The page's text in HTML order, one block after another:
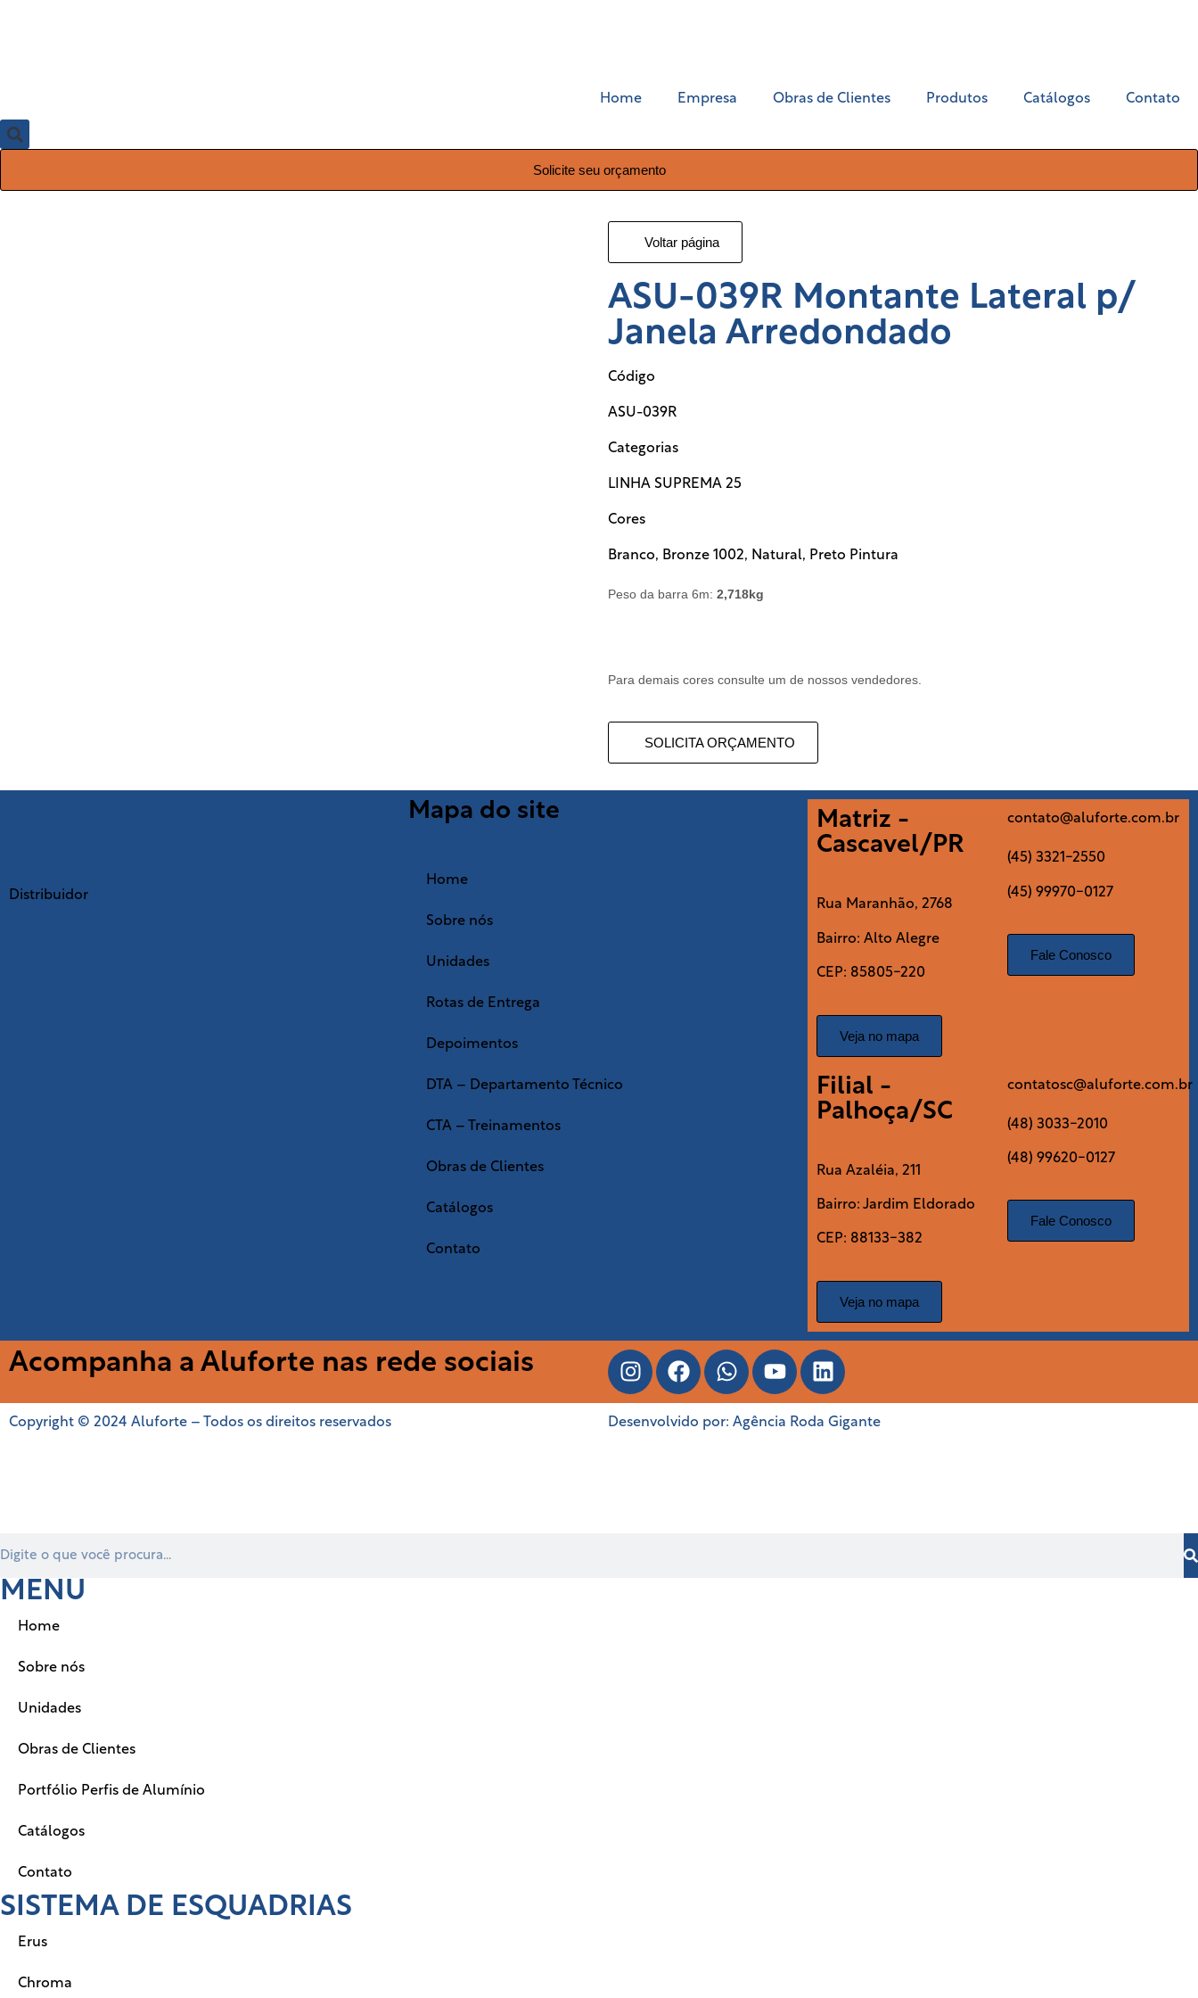
Home Empresa Obras de Clientes Produtos Catálogos Contato
Solicite seu orçamento
Voltar página
ASU-039R Montante Lateral p/
Janela Arredondado
Código
ASU-039R
Categorias
LINHA SUPREMA 25
Cores
Branco, Bronze 1002, Natural, Preto Pintura
Peso da barra 6m: 2,718kg
Para demais cores consulte um de nossos vendedores.
SOLICITA ORÇAMENTO
Distribuidor
Mapa do site
Home
Sobre nós
Unidades
Rotas de Entrega
Depoimentos
DTA – Departamento Técnico
CTA – Treinamentos
Obras de Clientes
Catálogos
Contato
Matriz -
Cascavel/PR
Rua Maranhão, 2768
Bairro: Alto Alegre
CEP: 85805-220
Veja no mapa
contato@aluforte.com.br
(45) 3321-2550
(45) 99970-0127
Fale Conosco
Filial -
Palhoça/SC
Rua Azaléia, 211
Bairro: Jardim Eldorado
CEP: 88133-382
Veja no mapa
contatosc@aluforte.com.br
(48) 3033-2010
(48) 99620-0127
Fale Conosco
Acompanha a Aluforte nas rede sociais
Copyright © 2024 Aluforte – Todos os direitos reservados Desenvolvido por: Agência Roda Gigante
MENU
Home
Sobre nós
Unidades
Obras de Clientes
Portfólio Perfis de Alumínio
Catálogos
Contato
SISTEMA DE ESQUADRIAS
Erus
Chroma